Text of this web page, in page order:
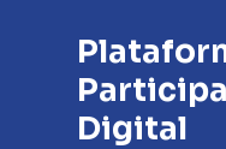
Digital